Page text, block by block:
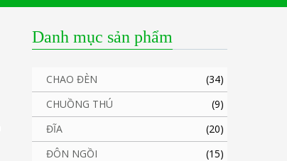
Danh mục sản phẩm
CHAO ĐÈN
(34)
CHUỒNG THÚ
(9)
ĐĨA
(20)
ĐÔN NGỒI
(15)